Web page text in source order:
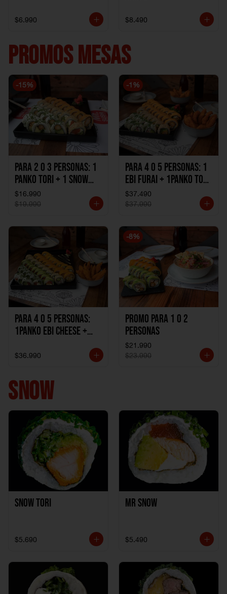
$6.990 $8.490
PROMOS MESAS
-15%
Para 2 o 3 personas: 1
Panko Tori + 1 Snow
Ebi Cheese + 1
California Sake Cheese
$16.990
$19.990
-1 %
Para 4 o 5 personas: 1
Ebi Furai + 1Panko Tori
+ 1Snow Kani +
1California Sake +
1Katzu de Camaron
$37.490
$37.990
Para 4 o 5 personas:
1Panko Ebi Cheese +
Sake + 1Avocado Beto
1Katzu de Pollo
$36.990
-8%
Promo Para 1 o 2
personas
$21.990
$23.990
SNOW
Snow Tori
$5.690
Mr Snow
$5.490